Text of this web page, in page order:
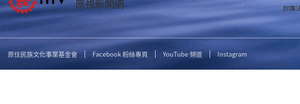
原視新聞網
財團
原住民族文化事業基金會 Facebook 粉絲專頁 YouTube 頻道 Instagram